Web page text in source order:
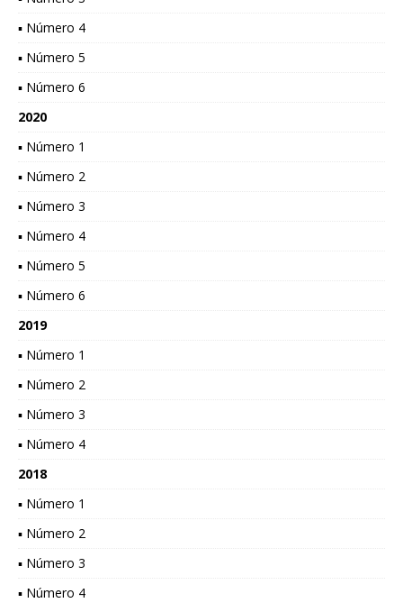
▪ Número 4
▪ Número 5
▪ Número 6
2020
▪ Número 1
▪ Número 2
▪ Número 3
▪ Número 4
▪ Número 5
▪ Número 6
2019
▪ Número 1
▪ Número 2
▪ Número 3
▪ Número 4
2018
▪ Número 1
▪ Número 2
▪ Número 3
▪ Número 4